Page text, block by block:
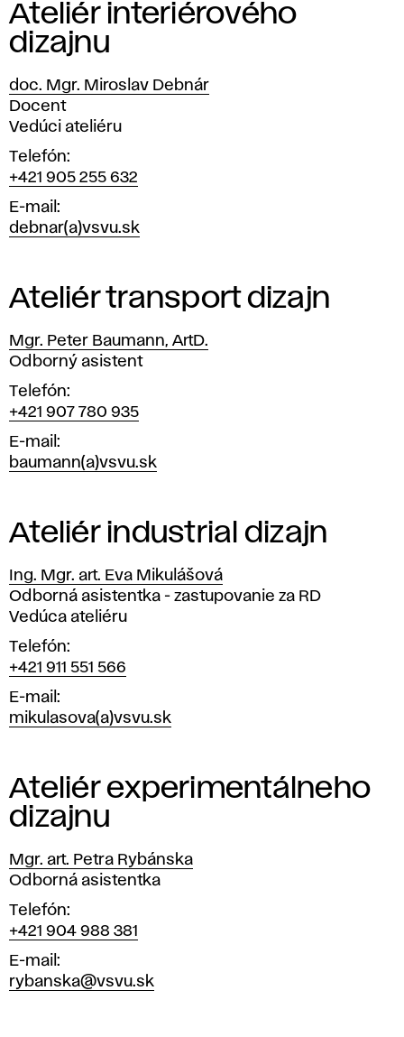
u
l
t
á
c
i
e
–
K
a
t
e
d
r
a
d
i
z
j
n
u
Ateliér interiérového
dizajnu
doc. Mgr. Miroslav Debnár
Pozícia
Docent
Vedúci ateliéru
Telefón
+421 905 255 632
E-mail
debnar(a)vsvu.sk
Ateliér transport dizajn
Mgr. Peter Baumann, ArtD.
Pozícia
Odborný asistent
Telefón
+421 907 780 935
E-mail
baumann(a)vsvu.sk
Ateliér industrial dizajn
Ing. Mgr. art. Eva Mikulášová
Pozícia
Odborná asistentka - zastupovanie za RD
Vedúca ateliéru
Telefón
+421 911 551 566
E-mail
mikulasova(a)vsvu.sk
Ateliér experimentálneho
dizajnu
Mgr. art. Petra Rybánska
Pozícia
Odborná asistentka
Telefón
+421 904 988 381
E-mail
rybanska@vsvu.sk